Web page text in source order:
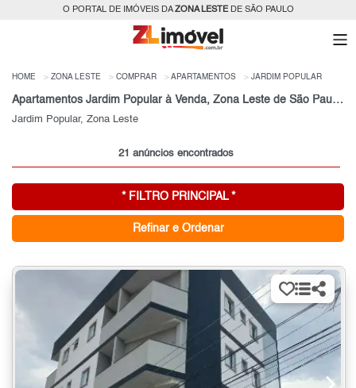
O PORTAL DE IMÓVEIS DAZONA LESTEDE SÃO PAULO
HOME ZONA LESTE COMPRAR APARTAMENTOS JARDIM POPULAR
Apartamentos Jardim Popular à Venda, Zona Leste de São Paulo, SP
Jardim Popular, Zona Leste
21 anúncios encontrados
* FILTRO PRINCIPAL *
Refinar e Ordenar